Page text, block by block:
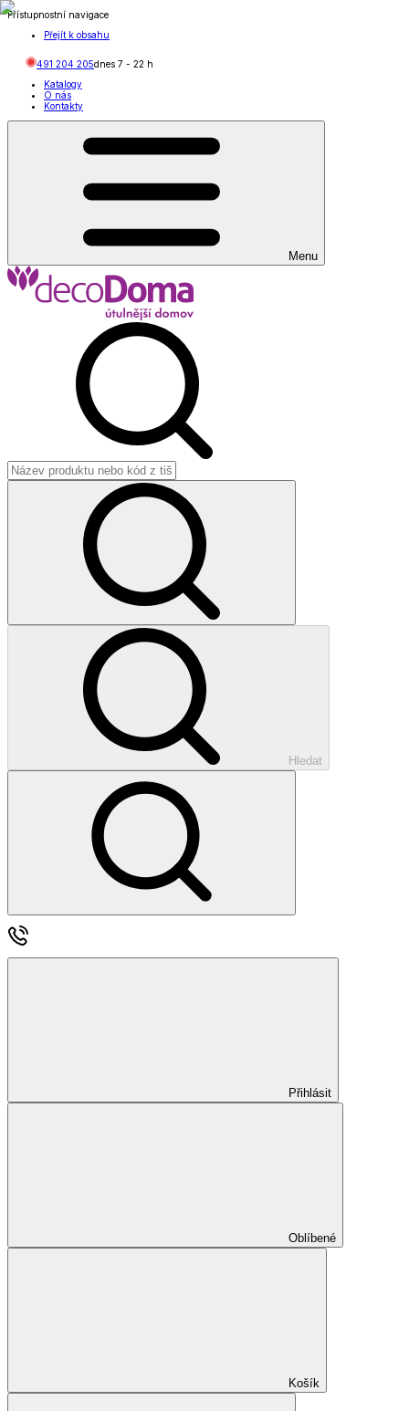
Přístupnostní navigace
Přejít k obsahu
491 204 205dnes 7 - 22 h
Katalogy
O nás
Kontakty
Menu
Hledat
Přihlásit
Oblíbené
Košík